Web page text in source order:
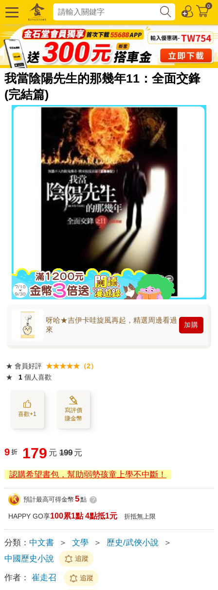
0
我當陰陽先生的那幾年11：全面交鋒
(完結篇)
呀哈★吉伊卡哇旋風再起，精選周邊看過
來
加購
★ 會員好評 ★★★★★（2）
★
1 個人喜歡
喜歡+1
寫評價
賺金幣
9 折 179 元 199 元
認購希望書包，幫助弱勢孩童上學不中斷！
預計最高可得金幣 5點 ?
HAPPY GO享100累1點 4點抵1元 折抵無上限
分類： 中文書 ＞ 文學 ＞ 歷史/武俠小說
＞
中國歷史小說
追蹤
作者： 崔走召 追蹤